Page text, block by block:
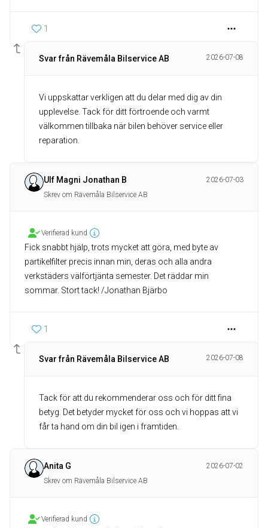
1
Svar från Rävemåla Bilservice AB 2026-07-08
Vi uppskattar verkligen att du delar med dig av din
upplevelse. Tack för ditt förtroende och varmt
välkommen tillbaka när bilen behöver service eller
reparation.
Ulf Magni Jonathan B
2026-07-03
Skrev om Rävemåla Bilservice AB
Verifierad kund
Fick snabbt hjälp, trots mycket att göra, med byte av
partikelfilter precis innan min, deras och alla andra
verkstäders välförtjänta semester. Det räddar min
sommar. Stort tack! /Jonathan Bjärbo
1
Svar från Rävemåla Bilservice AB 2026-07-08
Tack för att du rekommenderar oss och för ditt fina
betyg. Det betyder mycket för oss och vi hoppas att vi
får ta hand om din bil igen i framtiden.
Anita G
2026-07-02
Skrev om Rävemåla Bilservice AB
Verifierad kund